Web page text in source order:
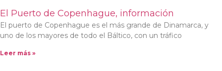
El Puerto de Copenhague, información
El puerto de Copenhague es el más grande de Dinamarca, y
uno de los mayores de todo el Báltico, con un tráfico
Leer más »